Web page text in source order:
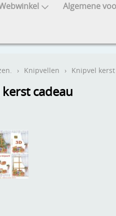
Algemene
› Knipvellen › Knipvel
cadeau